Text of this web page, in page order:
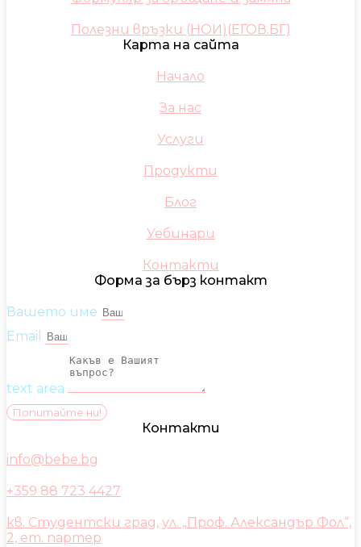
Полезни връзки (НОИ)(ЕГОВ.БГ)
Карта на сайта
Начало
За нас
Услуги
Продукти
Блог
Уебинари
Контакти
Форма за бърз контакт
Вашето име
Email
text area
Попитайте ни!
Контакти
info@bebe.bg
+359 88 723 4427
кв. Студентски град, ул. „Проф. Александър Фол“,
2, ет. партер